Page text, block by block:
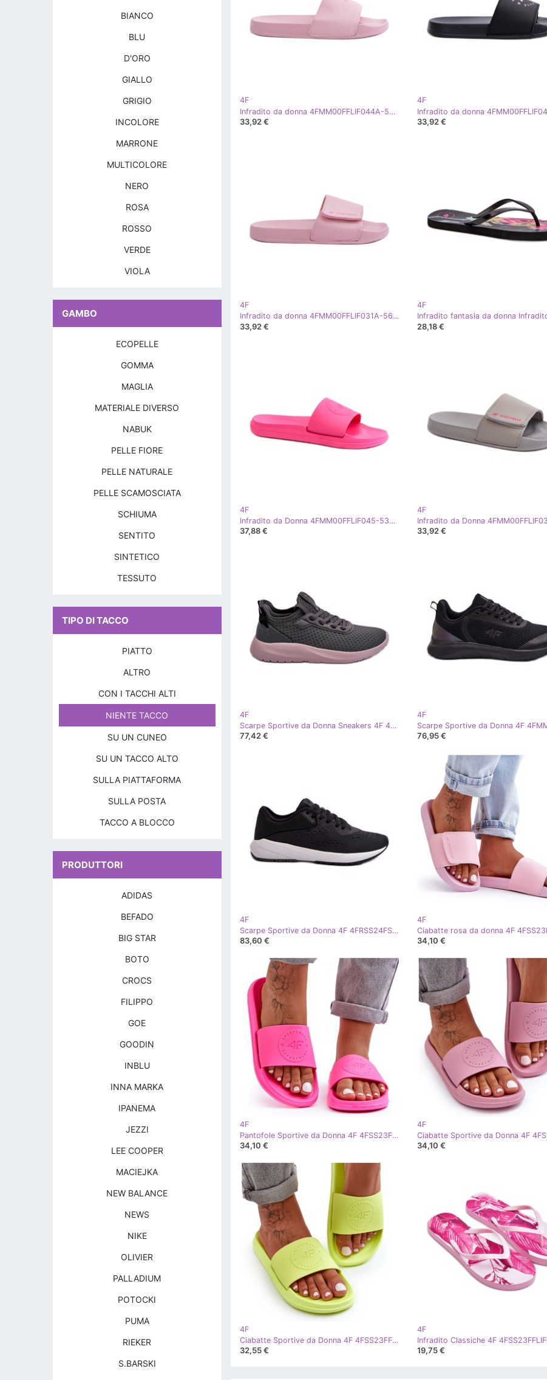
4F
Infradito da donna 4FMM00FFLIF044A-56S Rosa
33,92 €
4F
33,92 €
4F
Infradito da donna 4FMM00FFLIF031A-56S Rosa chiaro
33,92 €
4F
28,18 €
4F
Infradito da Donna 4FMM00FFLIF045-53S Fucsia rosa
37,88 €
4F
33,92 €
4F
Scarpe Sportive da Donna Sneakers 4F 4FRSS24FLOWF055 Grigio Scuro
77,42 €
4F
76,95 €
4F
Scarpe Sportive da Donna 4F 4FRSS24FSPOF056 Nere nero
83,60 €
4F
34,10 €
4F
Pantofole Sportive da Donna 4F 4FSS23FFLIF069-53S Fucsia rosa
34,10 €
4F
34,10 €
4F
Ciabatte Sportive da Donna 4F 4FSS23FFLIF069-72S Lime verde
32,55 €
4F
19,75 €
BIANCO
BLU
D'ORO
GIALLO
GRIGIO
INCOLORE
MARRONE
MULTICOLORE
NERO
ROSA
ROSSO
VERDE
VIOLA
GAMBO
ECOPELLE
GOMMA
MAGLIA
MATERIALE DIVERSO
NABUK
PELLE FIORE
PELLE NATURALE
PELLE SCAMOSCIATA
SCHIUMA
SENTITO
SINTETICO
TESSUTO
TIPO DI TACCO
PIATTO
ALTRO
CON I TACCHI ALTI
NIENTE TACCO
SU UN CUNEO
SU UN TACCO ALTO
SULLA PIATTAFORMA
SULLA POSTA
TACCO A BLOCCO
PRODUTTORI
ADIDAS
BEFADO
BIG STAR
BOTO
CROCS
FILIPPO
GOE
GOODIN
INBLU
INNA MARKA
IPANEMA
JEZZI
LEE COOPER
MACIEJKA
NEW BALANCE
NEWS
NIKE
OLIVIER
PALLADIUM
POTOCKI
PUMA
RIEKER
S.BARSKI